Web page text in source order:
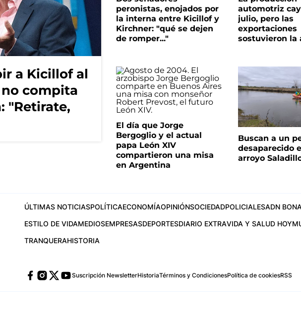
a Kicillof al
compita
"Retirate,
peronistas, enojados por
la interna entre Kicillof y
Kirchner: "qué se dejen
de romper..."
automotriz
julio, pero las
exportaciones
sostuvieron la
El día que Jorge
Bergoglio y el actual
papa León XIV
compartieron una misa
en Argentina
Buscan a un
desaparecido
arroyo
ÚLTIMAS NOTICIASPOLÍTICAECONOMÍAOPINIÓNSOCIEDADPOLICIALESADN
ESTILO DE VIDAMEDIOSEMPRESASDEPORTESDIARIO EXTRAVIDA Y SALUD HOY
TRANQUERAHISTORIA
Suscripción NewsletterHistoriaTérminos y CondicionesPolítica de cookiesRSS